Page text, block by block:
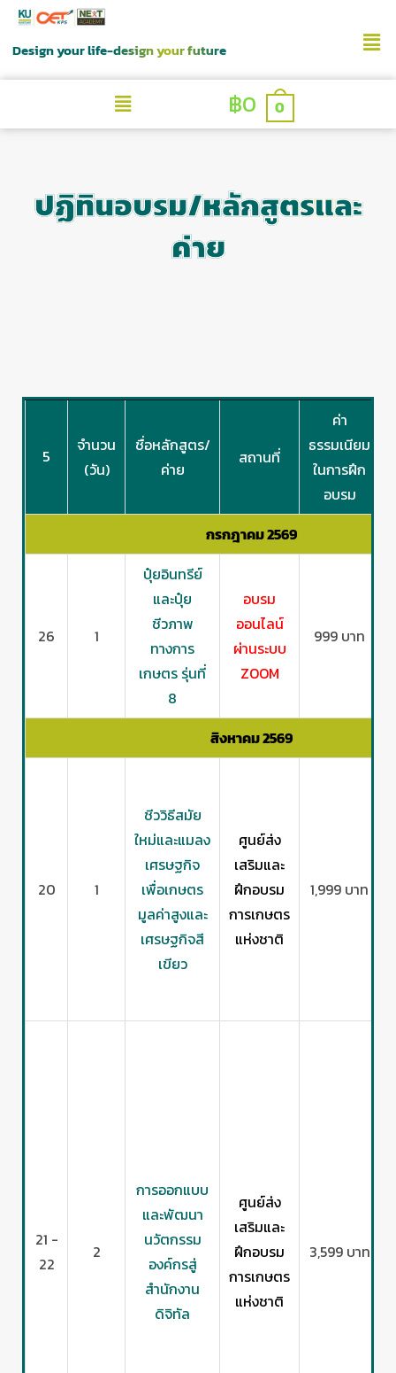
Design your life-design your future
฿0 0
ปฏิทินอบรม/หลักสูตรและ
ค่าย
5
จำนวน
(วัน)
ชื่อหลักสูตร/
ค่าย
สถานที่
ค่า
ธรรมเนียม
ในการฝึก
อบรม
กรกฎาคม 2569
26 1
ปุ๋ยอินทรีย์
และปุ๋ย
ชีวภาพ
ทางการ
เกษตร รุ่นที่
8
อบรม
ออนไลน์
ผ่านระบบ
ZOOM
999 บาท
สิงหาคม 2569
20 1
ชีววิธีสมัย
ใหม่และแมลง
เศรษฐกิจ
เพื่อเกษตร
มูลค่าสูงและ
เศรษฐกิจสี
เขียว
ศูนย์ส่ง
เสริมและ
ฝึกอบรม
การเกษตร
แห่งชาติ
1,999 บาท
21 -
22
2
การออกแบบ
และพัฒนา
นวัตกรรม
องค์กรสู่
สำนักงาน
ดิจิทัล
ศูนย์ส่ง
เสริมและ
ฝึกอบรม
การเกษตร
แห่งชาติ
3,599 บาท